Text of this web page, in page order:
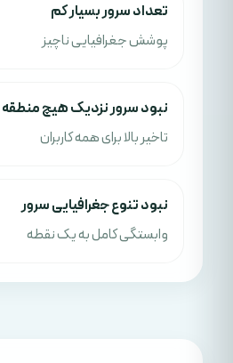
تعداد سرور بسیار کم
پوشش جغرافیایی ناچیز
نبود سرور نزدیک هیچ منطقه
تاخیر بالا برای همه کاربران
نبود تنوع جغرافیایی سرور
وابستگی کامل به یک نقطه